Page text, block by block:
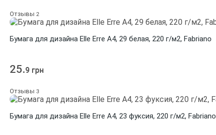
Отзывы 2
Бумага для дизайна Elle Erre A4, 29 белая, 220 г/м2, Fabriano
25.9 грн
Отзывы 3
Бумага для дизайна Elle Erre A4, 23 фуксия, 220 г/м2, Fabriano